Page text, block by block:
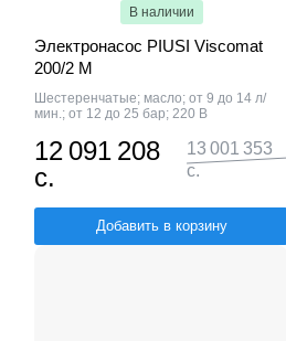
В наличии
Электронасос PIUSI Viscomat
200/2 M
Шестеренчатые; масло; от 9 до 14 л/
мин.; от 12 до 25 бар; 220 В
12 091 208
с.
13 001 353
с.
Добавить в корзину